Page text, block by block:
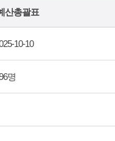
산총괄표
10-10
명